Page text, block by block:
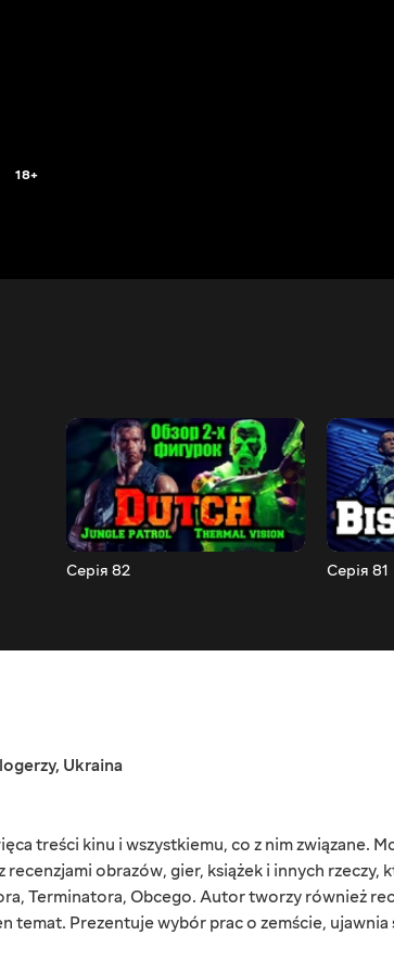
18+
Серія 82 Серія 81
, Ukraina
treści kinu i wszystkiemu, co z nim związane.
recenzjami obrazów, gier, książek i innych rzeczy,
Terminatora, Obcego. Autor tworzy również
temat. Prezentuje wybór prac o zemście, ujawnia